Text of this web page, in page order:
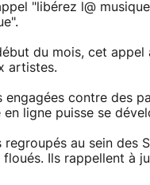
"libérez l@
du mois, cet
artistes.
contre des
ligne puisse se
au sein des
Ils rappellent à